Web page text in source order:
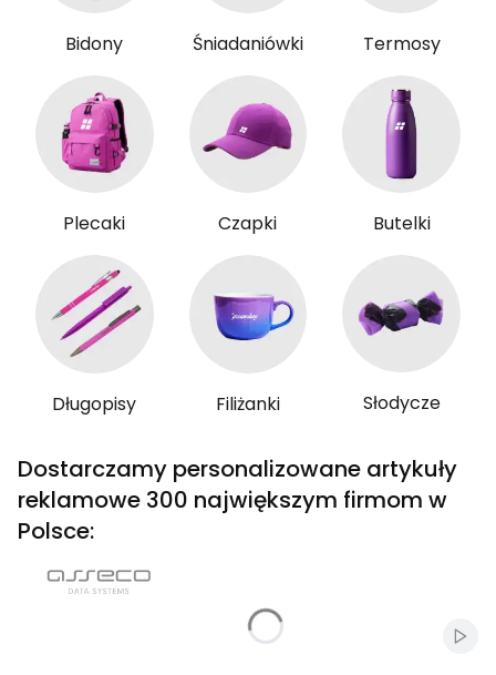
Bidony Śniadaniówki Termosy
Plecaki Czapki Butelki
Długopisy Filiżanki Słodycze
Dostarczamy personalizowane artykuły
reklamowe 300 największym firmom w
Polsce: